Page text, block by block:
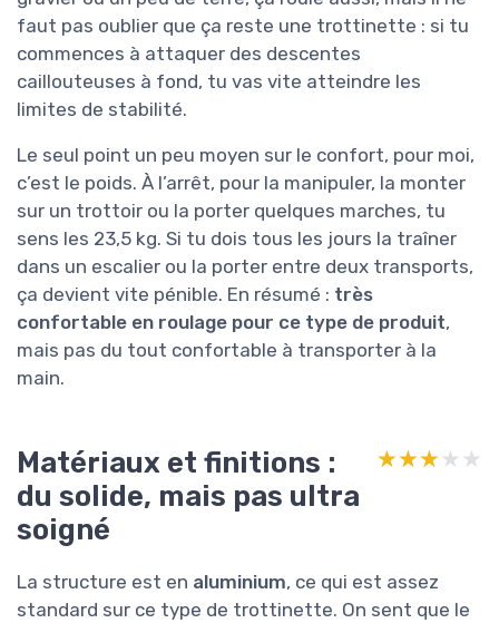
faut pas oublier que ça reste une trottinette : si tu
commences à attaquer des descentes
caillouteuses à fond, tu vas vite atteindre les
limites de stabilité.
Le seul point un peu moyen sur le confort, pour moi,
c’est le poids. À l’arrêt, pour la manipuler, la monter
sur un trottoir ou la porter quelques marches, tu
sens les 23,5 kg. Si tu dois tous les jours la traîner
dans un escalier ou la porter entre deux transports,
ça devient vite pénible. En résumé : très
confortable en roulage pour ce type de produit,
mais pas du tout confortable à transporter à la
main.
Matériaux et finitions :
du solide, mais pas ultra
soigné
★★★★★
★★★★★
La structure est en aluminium, ce qui est assez
standard sur ce type de trottinette. On sent que le